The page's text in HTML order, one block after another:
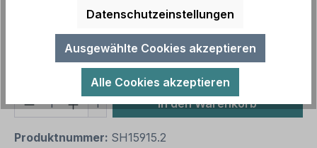
Preise inkl. MwSt. zzgl. Versandkosten
Aufgrund von Neuberechnungen im Warenkorb sind
abweichende Endpreise möglich.
Produkt Anzahl: Gib den gewünschten
1 In den Warenkorb
Produktnummer: SH15915.2
Datenschutzeinstellungen
Ausgewählte Cookies akzeptieren
Alle Cookies akzeptieren